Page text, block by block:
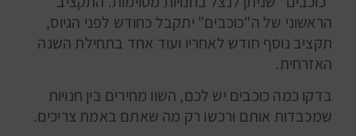
הראשוני של ה"כוכבים" יתקבל כחודש לפני הגיוס,
תקציב נוסף חודש לאחריו ועוד אחד בתחילת השנה
האזרחית.
בדקו כמה כוכבים יש לכם, השוו מחירים בין חנויות
שמכבדות אותם ורכשו רק מה שאתם באמת צריכים.